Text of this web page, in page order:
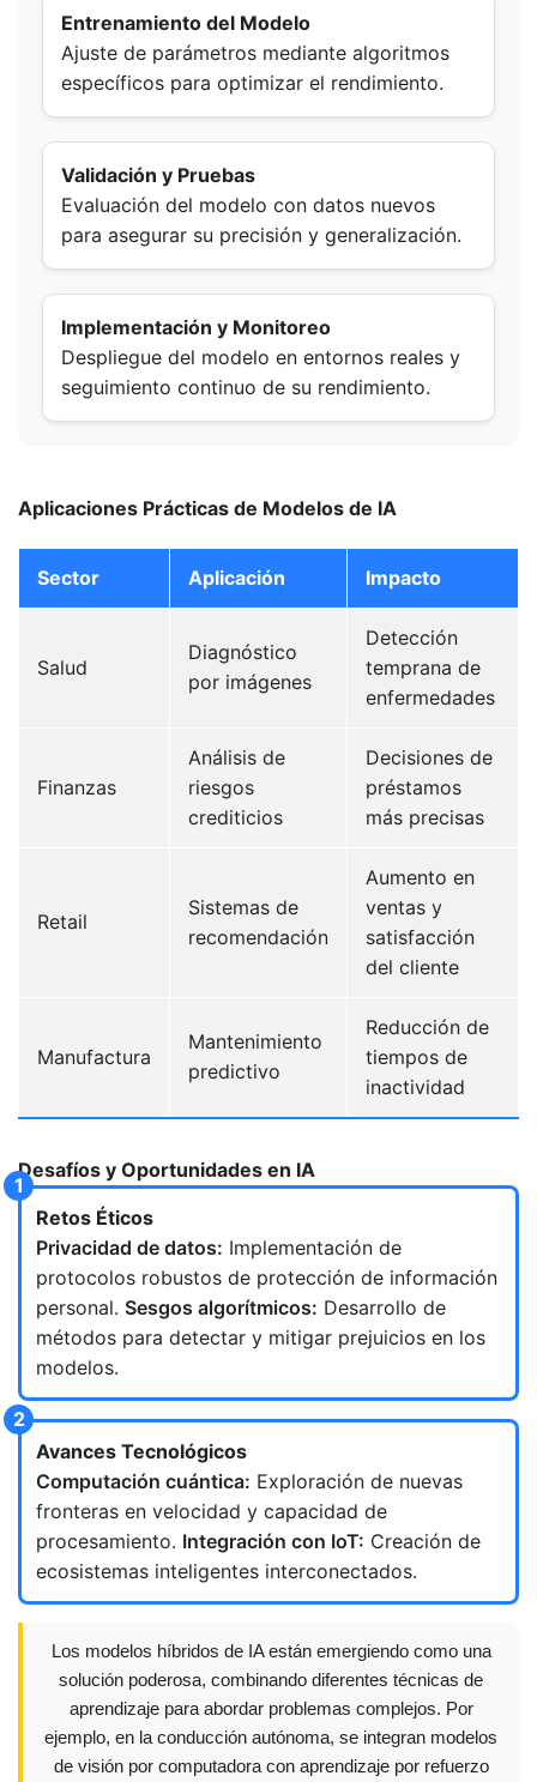
Entrenamiento del Modelo
Ajuste de parámetros mediante algoritmos
específicos para optimizar el rendimiento.
Validación y Pruebas
Evaluación del modelo con datos nuevos
para asegurar su precisión y generalización.
Implementación y Monitoreo
Despliegue del modelo en entornos reales y
seguimiento continuo de su rendimiento.
Aplicaciones Prácticas de Modelos de IA
Sector Aplicación Impacto
Salud
Diagnóstico
por imágenes
Detección
temprana de
enfermedades
Finanzas
Análisis de
riesgos
crediticios
Decisiones de
préstamos
más precisas
Retail
Sistemas de
recomendación
Aumento en
ventas y
satisfacción
del cliente
Manufactura
Mantenimiento
predictivo
Reducción de
tiempos de
inactividad
Desafíos y Oportunidades en IA
Retos Éticos
Privacidad de datos: Implementación de
protocolos robustos de protección de información
personal. Sesgos algorítmicos: Desarrollo de
métodos para detectar y mitigar prejuicios en los
modelos.
Avances Tecnológicos
Computación cuántica: Exploración de nuevas
fronteras en velocidad y capacidad de
procesamiento. Integración con IoT: Creación de
ecosistemas inteligentes interconectados.
Los modelos híbridos de IA están emergiendo como una
solución poderosa, combinando diferentes técnicas de
aprendizaje para abordar problemas complejos. Por
ejemplo, en la conducción autónoma, se integran modelos
de visión por computadora con aprendizaje por refuerzo